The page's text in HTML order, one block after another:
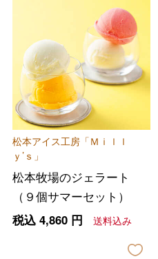
松本アイス工房「Ｍｉｌｌ
ｙ’ｓ」
松本牧場のジェラート
（９個サマーセット）
税込 4,860円 送料込み